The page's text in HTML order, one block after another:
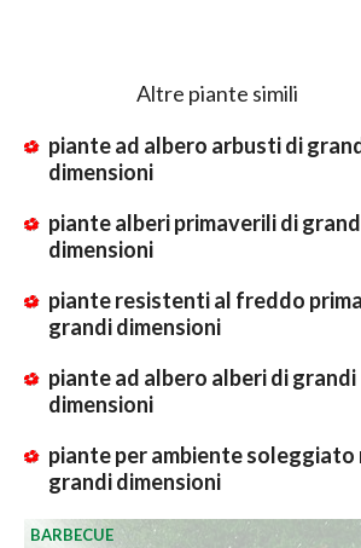
Altre piante simili
piante ad albero arbusti di
dimensioni
piante alberi primaverili di
dimensioni
piante resistenti al freddo
grandi dimensioni
piante ad albero alberi di grandi
dimensioni
piante per ambiente soleggiato
grandi dimensioni
BARBECUE